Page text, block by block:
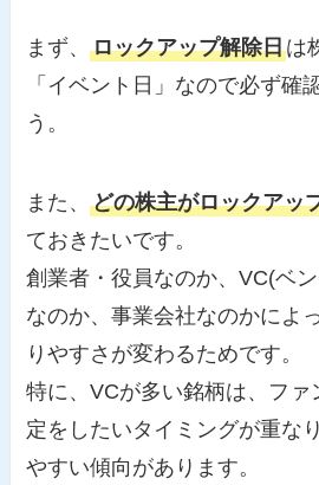
まず、ロックアップ解除日は
「イベント日」なので必ず確
う。
また、どの株主がロックアッ
ておきたいです。
創業者・役員なのか、VC(ベ
なのか、事業会社なのかによ
りやすさが変わるためです。
特に、VCが多い銘柄は、ファ
定をしたいタイミングが重な
やすい傾向があります。